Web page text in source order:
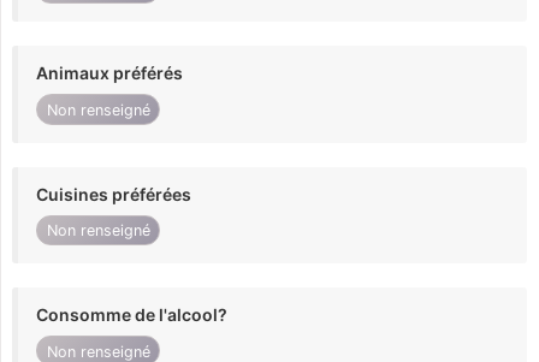
Animaux préférés
Non renseigné
Cuisines préférées
Non renseigné
Consomme de l'alcool?
Non renseigné